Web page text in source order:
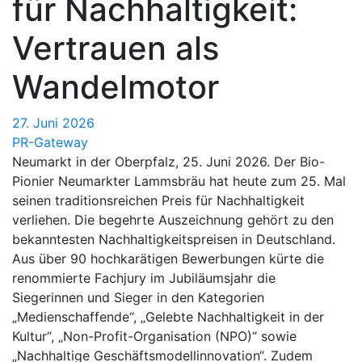
für Nachhaltigkeit:
Vertrauen als
Wandelmotor
27. Juni 2026
PR-Gateway
Neumarkt in der Oberpfalz, 25. Juni 2026. Der Bio-
Pionier Neumarkter Lammsbräu hat heute zum 25. Mal
seinen traditionsreichen Preis für Nachhaltigkeit
verliehen. Die begehrte Auszeichnung gehört zu den
bekanntesten Nachhaltigkeitspreisen in Deutschland.
Aus über 90 hochkarätigen Bewerbungen kürte die
renommierte Fachjury im Jubiläumsjahr die
Siegerinnen und Sieger in den Kategorien
„Medienschaffende“, „Gelebte Nachhaltigkeit in der
Kultur“, „Non-Profit-Organisation (NPO)“ sowie
„Nachhaltige Geschäftsmodellinnovation“. Zudem